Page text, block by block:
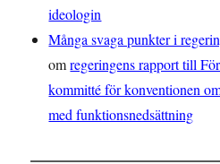
ideologin
Många svaga punkter i
omregeringens rapport till
kommitté för konventionen
med funktionsnedsättning